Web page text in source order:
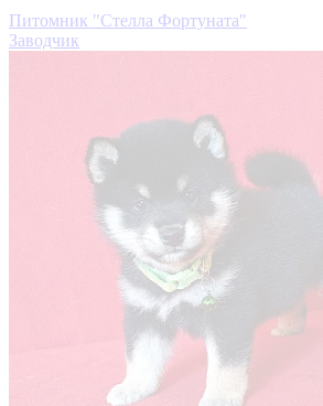
Питомник "Стелла Фортуната"
Заводчик